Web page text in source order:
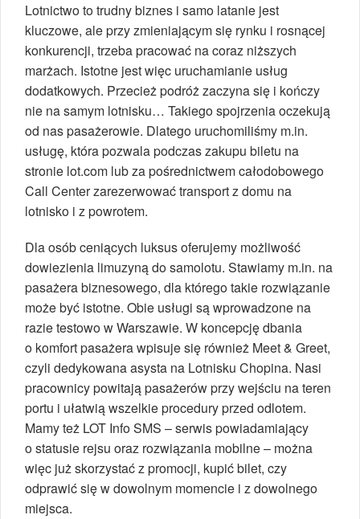
Lotnictwo to trudny biznes i samo latanie jest
kluczowe, ale przy zmieniającym się rynku i rosnącej
konkurencji, trzeba pracować na coraz niższych
marżach. Istotne jest więc uruchamianie usług
dodatkowych. Przecież podróż zaczyna się i kończy
nie na samym lotnisku… Takiego spojrzenia oczekują
od nas pasażerowie. Dlatego uruchomiliśmy m.in.
usługę, która pozwala podczas zakupu biletu na
stronie lot.com lub za pośrednictwem całodobowego
Call Center zarezerwować transport z domu na
lotnisko i z powrotem.
Dla osób ceniących luksus oferujemy możliwość
dowiezienia limuzyną do samolotu. Stawiamy m.in. na
pasażera biznesowego, dla którego takie rozwiązanie
może być istotne. Obie usługi są wprowadzone na
razie testowo w Warszawie. W koncepcję dbania
o komfort pasażera wpisuje się również Meet & Greet,
czyli dedykowana asysta na Lotnisku Chopina. Nasi
pracownicy powitają pasażerów przy wejściu na teren
portu i ułatwią wszelkie procedury przed odlotem.
Mamy też LOT Info SMS – serwis powiadamiający
o statusie rejsu oraz rozwiązania mobilne – można
więc już skorzystać z promocji, kupić bilet, czy
odprawić się w dowolnym momencie i z dowolnego
miejsca.